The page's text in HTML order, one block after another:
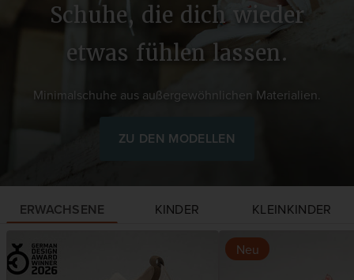
Schuhe, die dich wieder
etwas fühlen lassen.
Minimalschuhe aus außergewöhnlichen Materialien.
ZU DEN MODELLEN
ERWACHSENE KINDER KLEINKINDER
Neu